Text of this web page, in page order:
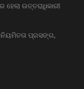
ଉତ୍ତରାଧିକାରୀ
ପ୍ରସଙ୍ଗ,